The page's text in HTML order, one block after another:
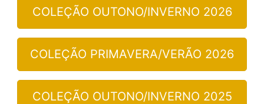
COLEÇÃO OUTONO/INVERNO 2026
COLEÇÃO PRIMAVERA/VERÃO 2026
COLEÇÃO OUTONO/INVERNO 2025